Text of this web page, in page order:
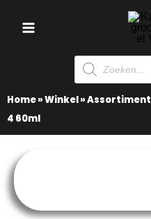
Producten
zoeken
Home»Winkel»Assortiment
4 60ml